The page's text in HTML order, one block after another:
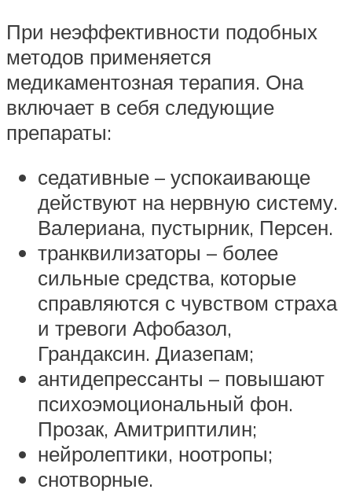
При неэффективности подобных
методов применяется
медикаментозная терапия. Она
включает в себя следующие
препараты:
седативные – успокаивающе
действуют на нервную систему.
Валериана, пустырник, Персен.
транквилизаторы – более
сильные средства, которые
справляются с чувством страха
и тревоги Афобазол,
Грандаксин. Диазепам;
антидепрессанты – повышают
психоэмоциональный фон.
Прозак, Амитриптилин;
нейролептики, ноотропы;
снотворные.